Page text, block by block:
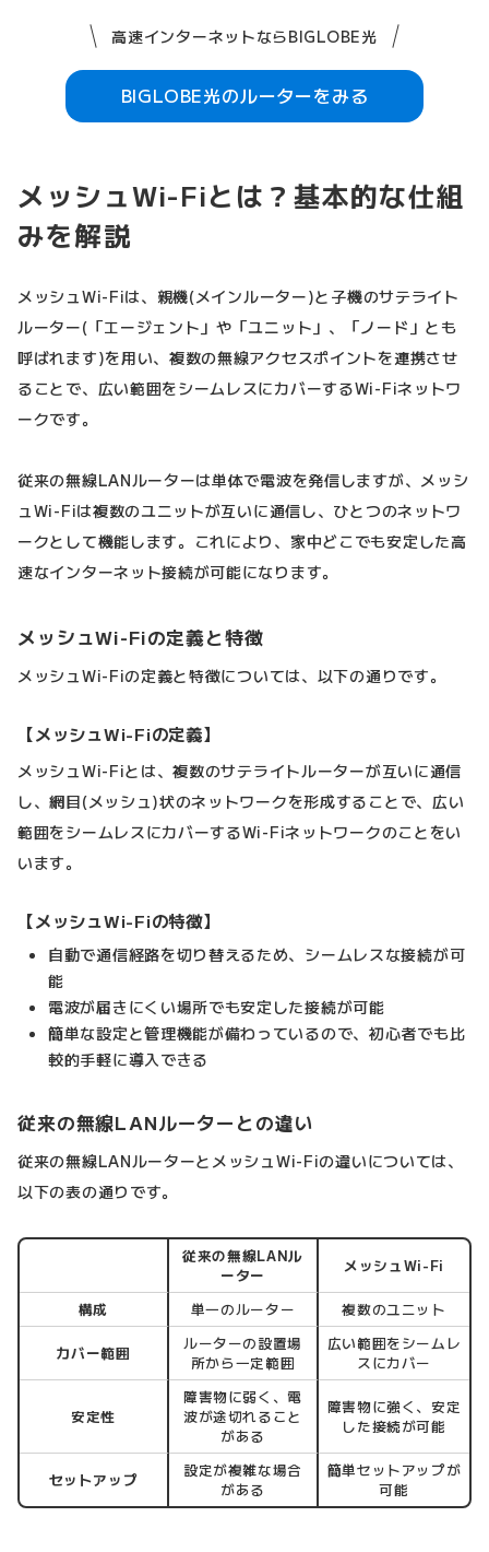
高速インターネットならBIGLOBE光
BIGLOBE光のルーターをみる
メッシュWi-Fiとは？基本的な仕組
みを解説
メッシュWi-Fiは、親機(メインルーター)と子機のサテライト
ルーター(「エージェント」や「ユニット」、「ノード」とも
呼ばれます)を用い、複数の無線アクセスポイントを連携させ
ることで、広い範囲をシームレスにカバーするWi-Fiネットワ
ークです。
従来の無線LANルーターは単体で電波を発信しますが、メッシ
ュWi-Fiは複数のユニットが互いに通信し、ひとつのネットワ
ークとして機能します。これにより、家中どこでも安定した高
速なインターネット接続が可能になります。
メッシュWi-Fiの定義と特徴
メッシュWi-Fiの定義と特徴については、以下の通りです。
【メッシュWi-Fiの定義】
メッシュWi-Fiとは、複数のサテライトルーターが互いに通信
し、網目(メッシュ)状のネットワークを形成することで、広い
範囲をシームレスにカバーするWi-Fiネットワークのことをい
います。
【メッシュWi-Fiの特徴】
自動で通信経路を切り替えるため、シームレスな接続が可
能
電波が届きにくい場所でも安定した接続が可能
簡単な設定と管理機能が備わっているので、初心者でも比
較的手軽に導入できる
従来の無線LANルーターとの違い
従来の無線LANルーターとメッシュWi-Fiの違いについては、
以下の表の通りです。
従来の無線LANル
ーター
メッシュWi-Fi
構成 単一のルーター 複数のユニット
カバー範囲
ルーターの設置場
所から一定範囲
広い範囲をシームレ
スにカバー
安定性
障害物に弱く、電
波が途切れること
がある
障害物に強く、安定
した接続が可能
セットアップ
設定が複雑な場合
がある
簡単セットアップが
可能